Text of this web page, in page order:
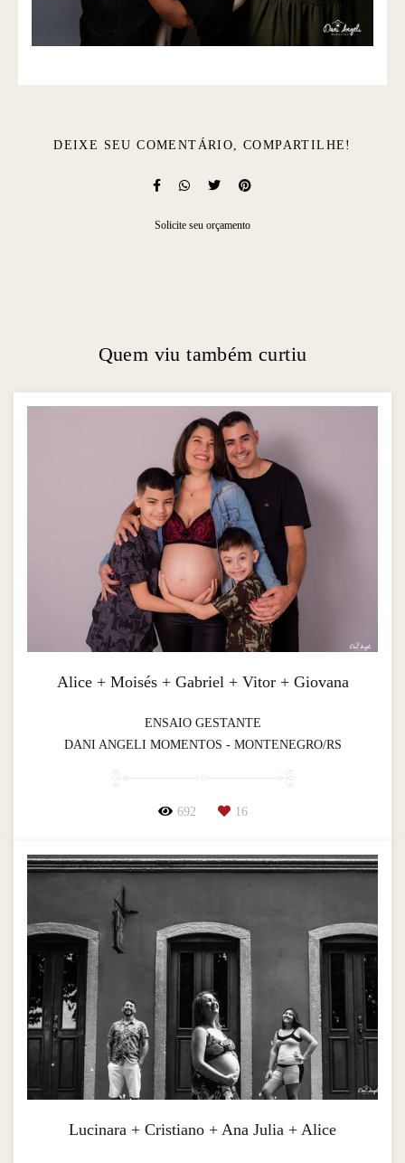
DEIXE SEU COMENTÁRIO, COMPARTILHE!
Solicite seu orçamento
Quem viu também curtiu
Alice + Moisés + Gabriel + Vitor + Giovana
ENSAIO GESTANTE
DANI ANGELI MOMENTOS - MONTENEGRO/RS
692 16
Lucinara + Cristiano + Ana Julia + Alice